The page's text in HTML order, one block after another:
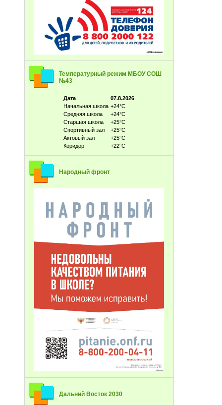
Температурный режим МБОУ СОШ
№43
Дата
07.8.2026
Начальная школа +24°С
Средняя школа
+24°С
Старшая школа
+25°С
Спортивный зал
+25°С
Актовый зал
+25°С
Коридор
+22°С
Народный фронт
Дальний Восток 2030